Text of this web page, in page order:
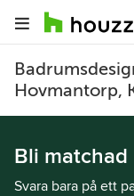
Hovmantorp,
Bli
Svara bara på ett